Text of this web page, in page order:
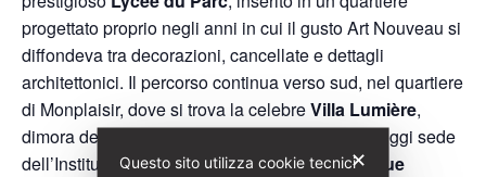
progettato proprio negli anni in cui il gusto Art Nouveau si
diffondeva tra decorazioni, cancellate e dettagli
architettonici. Il percorso continua verso sud, nel quartiere
di Monplaisir, dove si trova la celebreVilla Lumière,
dimora della famiglia dei pionieri del cinema e oggi sede
dell’Institut Lumière. Poco distante, lungoAvenue
✕
Questo sito utilizza cookie tecnici